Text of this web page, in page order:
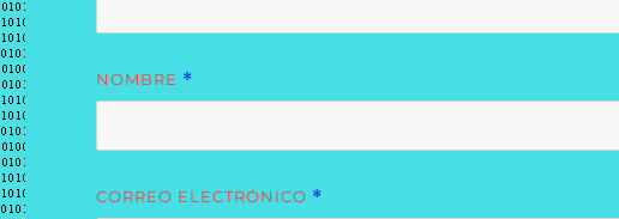
NOMBRE *
CORREO ELECTRÓNICO *